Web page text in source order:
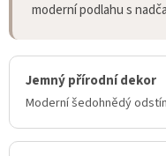
moderní podlahu s
Jemný přírodní dekor
Moderní šedohnědý